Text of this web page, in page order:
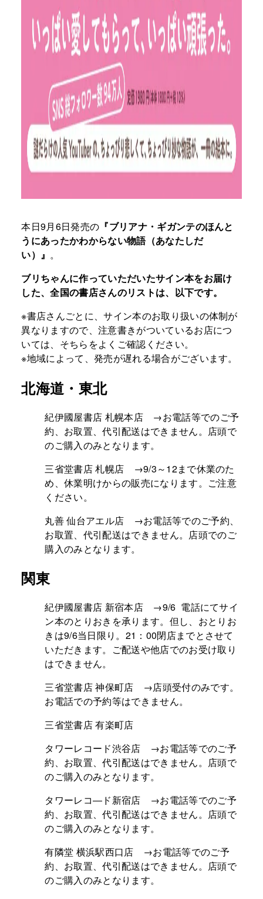
本日9月6日発売の 『ブリアナ・ギガンテのほんと
うにあったかわからない物語（あなたしだ
い）』 。
ブリちゃんに作っていただいたサイン本をお届け
した、全国の書店さんのリストは、以下です。
※書店さんごとに、サイン本のお取り扱いの体制が
異なりますので、注意書きがついているお店につ
いては、そちらをよくご確認ください。
※地域によって、発売が遅れる場合がございます。
北海道・東北
紀伊國屋書店 札幌本店 →お電話等でのご予
約、お取置、代引配送はできません。店頭で
のご購入のみとなります。
三省堂書店 札幌店 →9/3～12まで休業のた
め、休業明けからの販売になります。ご注意
ください。
丸善 仙台アエル店 →お電話等でのご予約、
お取置、代引配送はできません。店頭でのご
購入のみとなります。
関東
紀伊國屋書店 新宿本店 →9/6 電話にてサイ
ン本のとりおきを承ります。但し、おとりお
きは9/6当日限り。21：00閉店までとさせて
いただきます。ご配送や他店でのお受け取り
はできません。
三省堂書店 神保町店 →店頭受付のみです。
お電話での予約等はできません。
三省堂書店 有楽町店
タワーレコード渋谷店 →お電話等でのご予
約、お取置、代引配送はできません。店頭で
のご購入のみとなります。
タワーレコ―ド新宿店 →お電話等でのご予
約、お取置、代引配送はできません。店頭で
のご購入のみとなります。
有隣堂 横浜駅西口店 →お電話等でのご予
約、お取置、代引配送はできません。店頭で
のご購入のみとなります。